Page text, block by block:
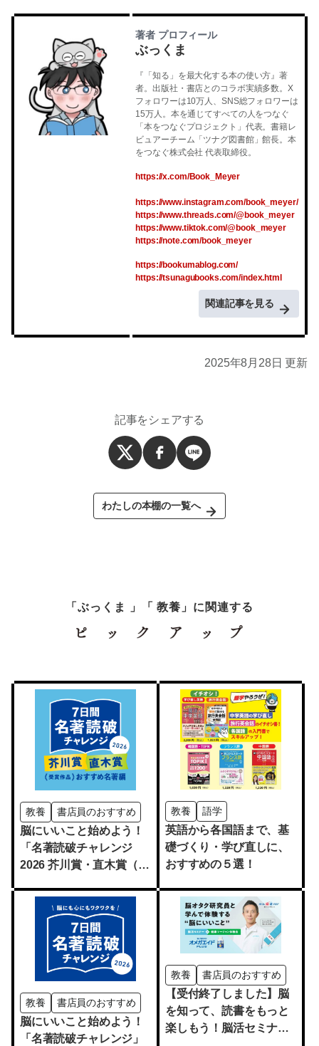
著者 プロフィール
ぶっくま
『「知る」を最大化する本の使い方』著
者。出版社・書店とのコラボ実績多数。X
フォロワーは10万人、SNS総フォロワーは
15万人。本を通じてすべての人をつなぐ
「本をつなぐプロジェクト」代表。書籍レ
ビュアーチーム「ツナグ図書館」館長。本
をつなぐ株式会社 代表取締役。
https://x.com/Book_Meyer
https://www.instagram.com/book_meyer/
https://www.threads.com/@book_meyer
https://www.tiktok.com/@book_meyer
https://note.com/book_meyer
https://bookumablog.com/
https://tsunagubooks.com/index.html
関連記事を見る
2025年8月28日 更新
記事をシェアする
わたしの本棚の一覧へ
「ぶっくま 」「 教養」に関連する
教養 書店員のおすすめ
脳にいいこと始めよう！
「名著読破チャレンジ
2026 芥川賞・直木賞（受
編」開催
教養 語学
英語から各国語まで、基
礎づくり・学び直しに、
おすすめの５選！
教養 書店員のおすすめ
脳にいいこと始めよう！
「名著読破チャレンジ」
教養 書店員のおすすめ
【受付終了しました】脳
を知って、読書をもっと
楽しもう！脳活セミナー